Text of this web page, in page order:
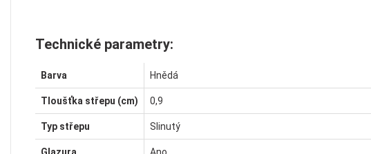
Technické parametry:
Barva Hnědá
Tloušťka střepu (cm) 0,9
Typ střepu Slinutý